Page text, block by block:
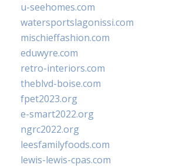
u-seehomes.com
watersportslagonissi.com
mischieffashion.com
eduwyre.com
retro-interiors.com
theblvd-boise.com
fpet2023.org
e-smart2022.org
ngrc2022.org
leesfamilyfoods.com
lewis-lewis-cpas.com